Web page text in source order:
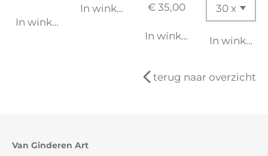
In winkelwagen
In winkelwagen€ 35,00
In winkelwagen
In
terug naar overzicht
Van Ginderen Art